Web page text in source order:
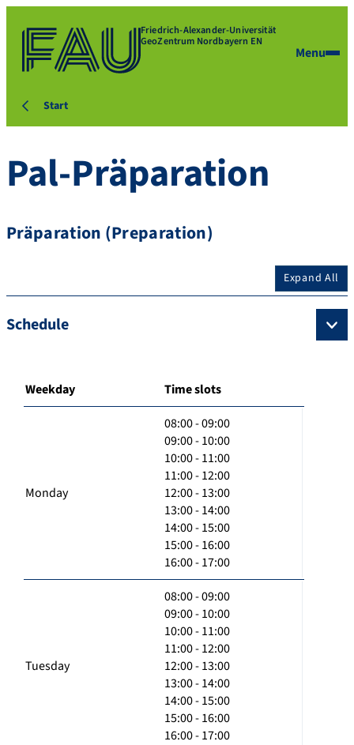
Friedrich-Alexander-Universität
GeoZentrum Nordbayern EN
Menu
Start
Pal-Präparation
Präparation (Preparation)
Expand All
Schedule
Weekday Time slots
Monday
08:00 - 09:00
09:00 - 10:00
10:00 - 11:00
11:00 - 12:00
12:00 - 13:00
13:00 - 14:00
14:00 - 15:00
15:00 - 16:00
16:00 - 17:00
Tuesday
08:00 - 09:00
09:00 - 10:00
10:00 - 11:00
11:00 - 12:00
12:00 - 13:00
13:00 - 14:00
14:00 - 15:00
15:00 - 16:00
16:00 - 17:00